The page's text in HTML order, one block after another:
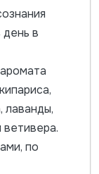
в
лаванды,
ветивера.
по